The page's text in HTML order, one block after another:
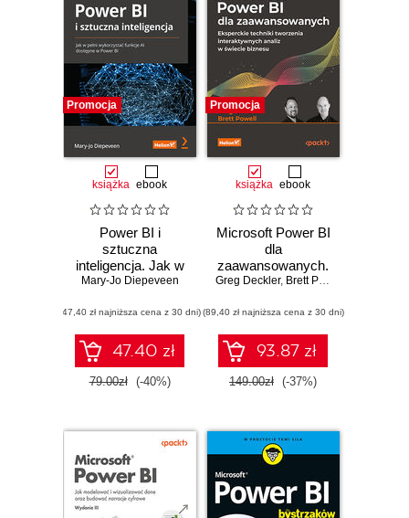
Promocja
książka ebook
Power BI i
sztuczna
inteligencja. Jak w
pełni wykorzystać
dostępne w Power
BI
Mary-Jo Diepeveen
(47,40 zł najniższa cena z 30 dni)
47.40 zł
79.00zł (-40%)
Promocja
książka ebook
Microsoft Power BI
dla
zaawansowanych.
Eksperckie
interaktywnych
analiz w świecie
biznesu. Wydanie
II
Greg Deckler, Brett Powell
(89,40 zł najniższa cena z 30 dni)
93.87 zł
149.00zł (-37%)